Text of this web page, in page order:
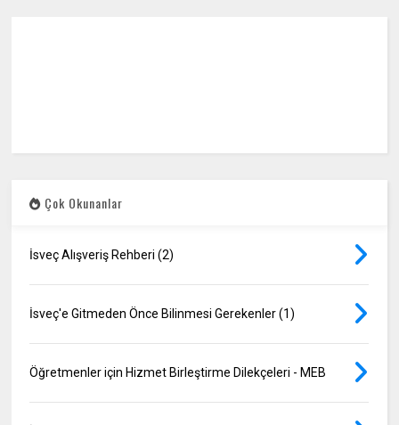
Çok Okunanlar
İsveç Alışveriş Rehberi (2)
İsveç'e Gitmeden Önce Bilinmesi Gerekenler (1)
Öğretmenler için Hizmet Birleştirme Dilekçeleri - MEB